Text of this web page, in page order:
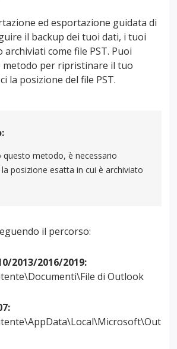
ed esportazione guidata di
il backup dei tuoi dati, i tuoi
come file PST. Puoi
metodo per ripristinare il tuo
la posizione del file PST.
questo metodo, è necessario
posizione esatta in cui è archiviato
il percorso:
2013/2016/2019:
di Outlook